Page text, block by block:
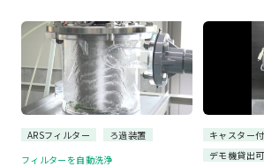
ARSフィルター
ろ過装置
フィルターを自動洗浄
キャスター付
デモ機貸出可